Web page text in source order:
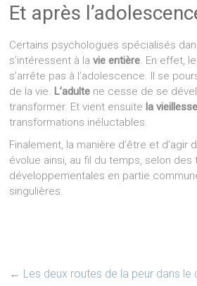
Et après
Certains psychologues spécialisés
s’intéressent à lavie entière. En effet,
s’arrête pas à l’adolescence. Il se
de la vie. L’adulte ne cesse de se
transformer. Et vient ensuite la vieillesse
transformations inéluctables.
Finalement, la manière d’être et d’agir
évolue ainsi, au fil du temps, selon des
développementales en partie
singulières.
← Les deux routes de la peur dans le